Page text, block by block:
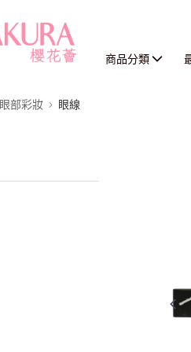
商品分類
眼部彩妝 眼線